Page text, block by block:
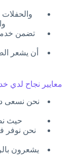
والحفلات
تضمن
أن يشعر
معايير نجاح لدي
نحن نسعى
حيث
نحن نوفر
يشعرون